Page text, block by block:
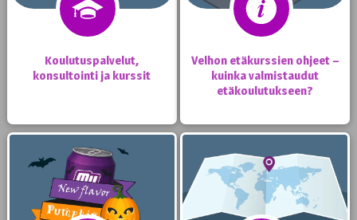
Koulutuspalvelut,
konsultointi ja kurssit
Velhon etäkurssien ohjeet –
kuinka valmistaudut
etäkoulutukseen?